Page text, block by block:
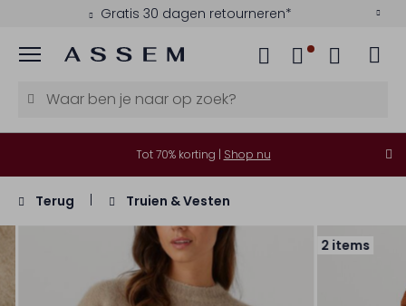
Gratis 30 dagen retourneren*
Menu
Tot 70% korting | Shop nu
Terug Truien & Vesten
2 items